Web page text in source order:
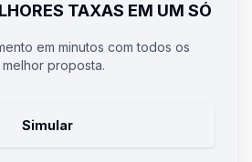
TAXAS EM UM SÓ
em minutos com todos os
proposta.
Simular